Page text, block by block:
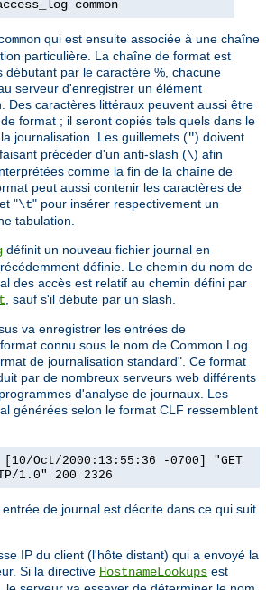
common
qui est ensuite associée à une chaîne
particulière. La chaîne de format est
débutant par le caractère %, chacune
serveur d'enregistrer un élément
Des caractères littéraux peuvent aussi être
format ; il seront copiés tels quels dans le
journalisation. Les guillemets (") doivent
précéder d'un anti-slash (\) afin
comme la fin de la chaîne de
peut aussi contenir les caractères de
"\t" pour insérer respectivement un
tabulation.
définit un nouveau fichier journal en
définie. Le chemin du nom de
des accès est relatif au chemin défini par
, sauf s'il débute par un slash.
va enregistrer les entrées de
connu sous le nom de Common Log
de journalisation standard". Ce format
par de nombreux serveurs web différents
d'analyse de journaux. Les
générées selon le format CLF ressemblent
Oct/2000:13:55:36 -0700] "GET
1.0" 200 2326
de journal est décrite dans ce qui suit.
IP du client (l'hôte distant) qui a envoyé la
Si la directive HostnameLookups est